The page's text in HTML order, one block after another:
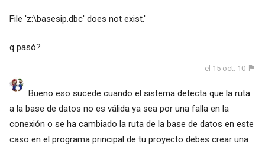
File 'z:\basesip.dbc' does not exist.'
q pasó?
el 15 oct. 10
Bueno eso sucede cuando el sistema detecta que la ruta
a la base de datos no es válida ya sea por una falla en la
conexión o se ha cambiado la ruta de la base de datos en este
caso en el programa principal de tu proyecto debes crear una